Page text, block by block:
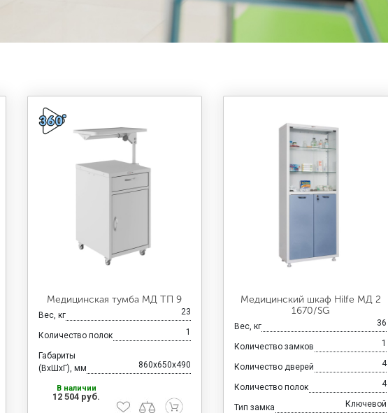
Медицинская тумба МД ТП 9
Вес, кг 23
Количество полок 1
Габариты
(ВхШхГ), мм
860x650x490
В наличии
12 504 руб.
Медицинский шкаф Hilfe МД 2
1670/SG
Вес, кг 36
Количество замков 1
Количество дверей 4
Количество полок 4
Тип замка Ключевой